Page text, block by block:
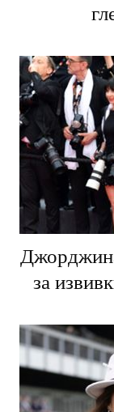
за